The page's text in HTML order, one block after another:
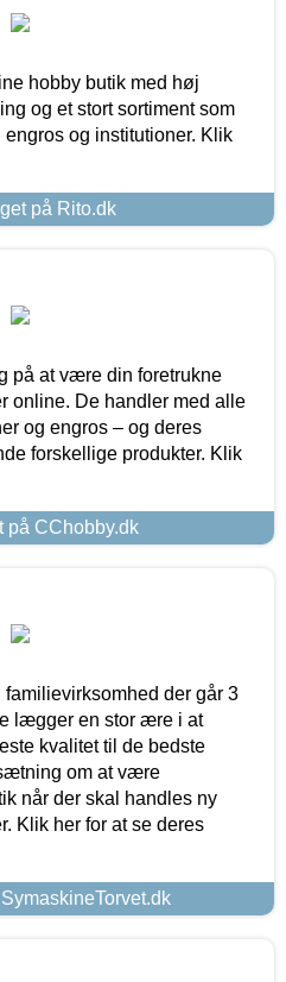
hobby butik med høj
og et stort sortiment som
og institutioner. Klik
på Rito.dk
på at være din foretrukne
online. De handler med alle
og engros – og deres
forskellige produkter. Klik
på CChobby.dk
der går 3
lægger en stor ære i at
kvalitet til de bedste
om at være
når der skal handles ny
Klik her for at se deres